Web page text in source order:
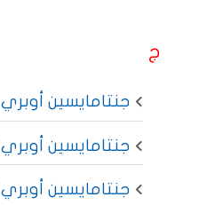
ج
جنتامايسين أوبري
جنتامايسين أوبري 40 ملغ
جنتامايسين أوبري 80 ملغ